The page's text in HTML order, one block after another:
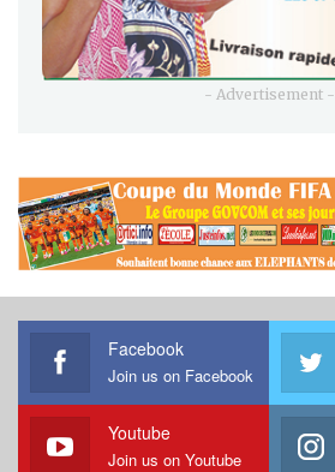
- Advertisement -
Facebook
Join us on Facebook
Youtube
Join us on Youtube